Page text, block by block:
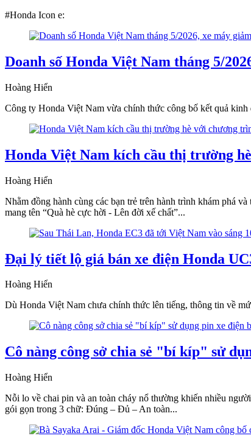
#Honda Icon e:
Doanh số Honda Việt Nam tháng 5/
Hoàng Hiển
Công ty Honda Việt Nam vừa chính thức công bố kết quả
Honda Việt Nam kích cầu thị trường
Hoàng Hiển
Nhằm đồng hành cùng các bạn trẻ trên hành trình khám phá
mang tên “Quà hè cực hời - Lên đời xế chất”...
Đại lý tiết lộ giá bán xe điện Honda
Hoàng Hiển
Dù Honda Việt Nam chưa chính thức lên tiếng, thông tin về
Cô nàng công sở chia sẻ "bí kíp" sử
Hoàng Hiển
Nỗi lo về chai pin và an toàn cháy nổ thường khiến nhiều
gói gọn trong 3 chữ: Đúng – Đủ – An toàn...